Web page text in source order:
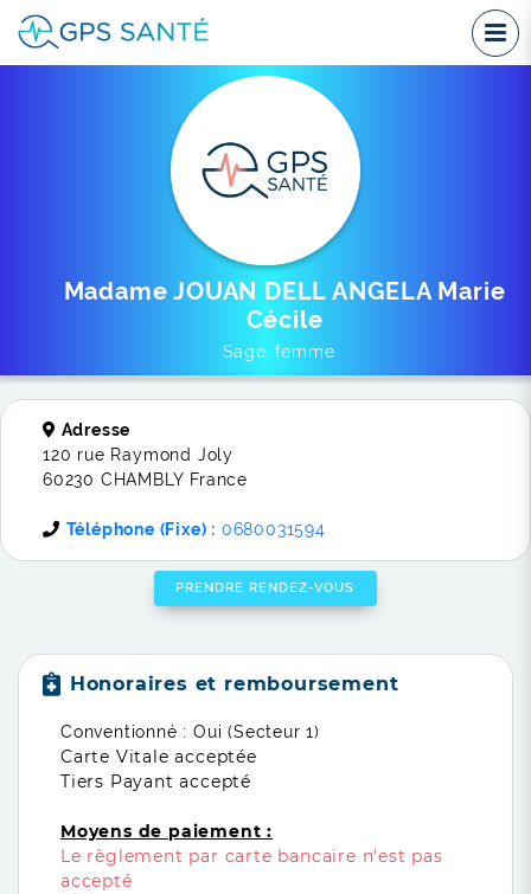
Madame JOUAN DELL ANGELA Marie
Cécile
Sage-femme
Adresse
120 rue Raymond Joly
60230 CHAMBLY France
Téléphone (Fixe) : 0680031594
PRENDRE RENDEZ-VOUS
Honoraires et remboursement
Conventionné : Oui (Secteur 1)
Carte Vitale acceptée
Tiers Payant accepté
Moyens de paiement :
Le règlement par carte bancaire n'est pas
accepté